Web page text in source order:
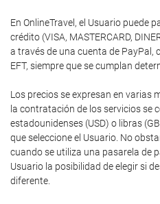
En OnlineTravel, el Usuario puede
crédito (VISA, MASTERCARD,
a través de una cuenta de PayPal,
EFT, siempre que se cumplan
Los precios se expresan en varias
la contratación de los servicios se
estadounidenses (USD) o libras
que seleccione el Usuario. No
cuando se utiliza una pasarela de
Usuario la posibilidad de elegir si
diferente.